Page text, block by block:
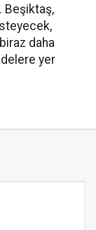
Beşiktaş,
daha
yer